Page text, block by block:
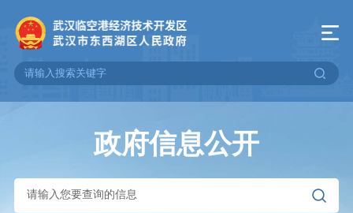
政府信息公开